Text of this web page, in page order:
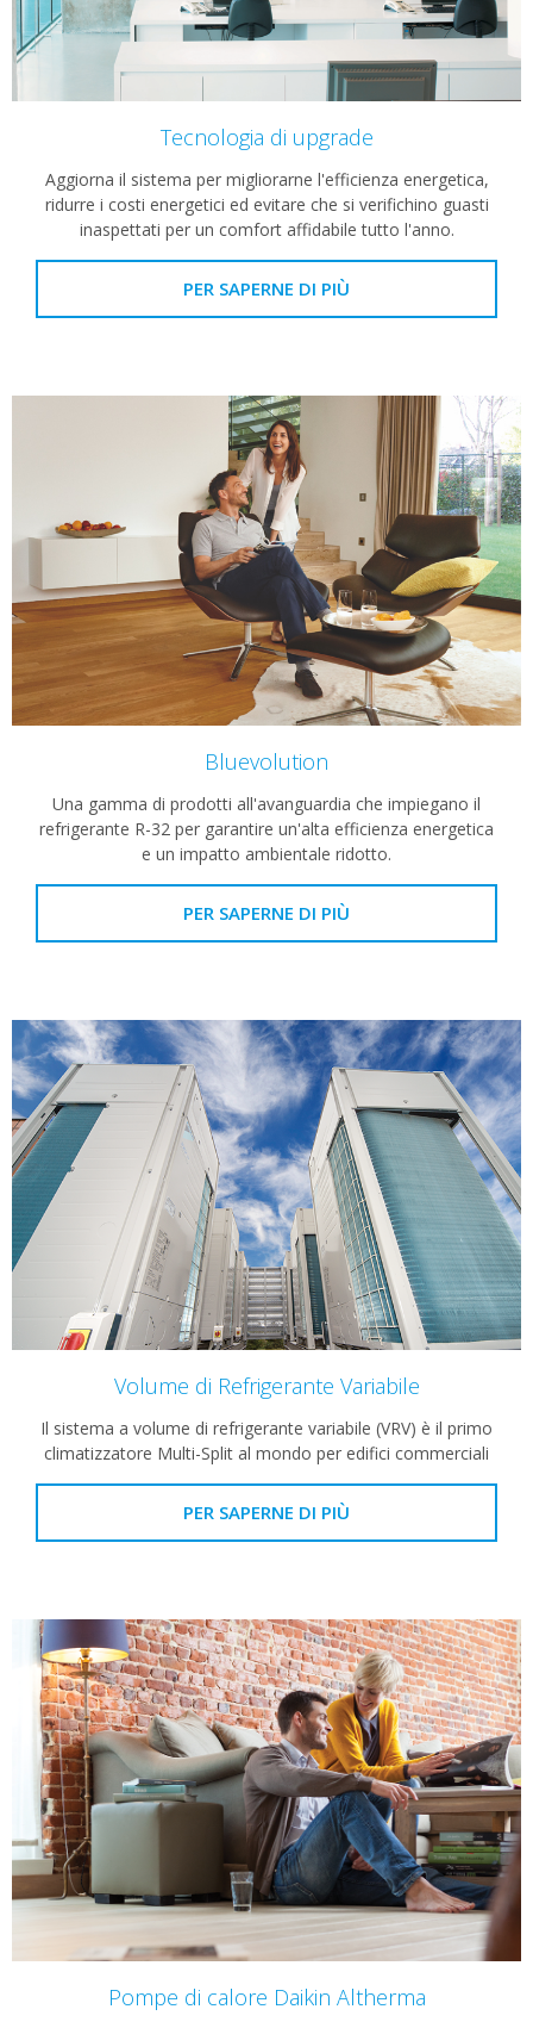
Tecnologia di upgrade
Aggiorna il sistema per migliorarne l'efficienza energetica,
ridurre i costi energetici ed evitare che si verifichino guasti
inaspettati per un comfort affidabile tutto l'anno.
PER SAPERNE DI PIÙ
Bluevolution
Una gamma di prodotti all'avanguardia che impiegano il
refrigerante R-32 per garantire un'alta efficienza energetica
e un impatto ambientale ridotto.
PER SAPERNE DI PIÙ
Volume di Refrigerante Variabile
Il sistema a volume di refrigerante variabile (VRV) è il primo
climatizzatore Multi-Split al mondo per edifici commerciali
PER SAPERNE DI PIÙ
Pompe di calore Daikin Altherma